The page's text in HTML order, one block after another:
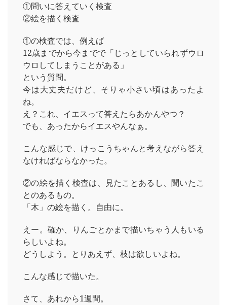
①問いに答えていく検査
②絵を描く検査
①の検査では、例えば
12歳までから今までで「じっとしていられずウロ
ウロしてしまうことがある」
という質問。
今は大丈夫だけど、そりゃ小さい頃はあったよ
ね。
え？これ、イエスって答えたらあかんやつ？
でも、あったからイエスやんなぁ。
こんな感じで、けっこうちゃんと考えながら答え
なければならなかった。
②の絵を描く検査は、見たことあるし、聞いたこ
とのあるもの。
「木」の絵を描く。自由に。
えー。確か、りんごとかまで描いちゃう人もいる
らしいよね。
どうしよう。とりあえず、枝は欲しいよね。
こんな感じで描いた。
さて、あれから1週間。